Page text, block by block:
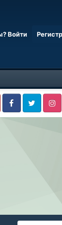
Войти
FacebookTwitter